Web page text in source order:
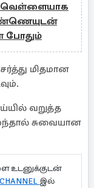
வெள்ளையாக
போதும்
மிதமான
வறுத்த
சுவையான
உடனுக்குடன்
இல்